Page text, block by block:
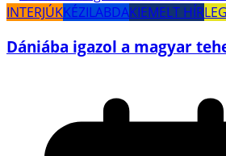
INTERJÚKKÉZILABDAKIEMELT HÍR
Dániába igazol a magyar